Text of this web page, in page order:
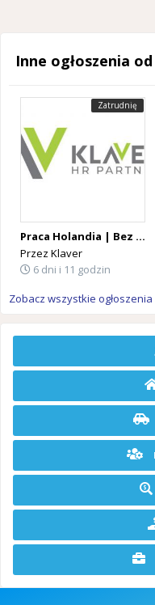
Inne ogłoszenia
Zatrudnię
Praca Holandia | Bez języka | Bez doświadczenia | Tygodniówki | Wyjazdy codziennie
Przez Klaver
6 dni i 11 godzin
Zobacz wszystkie